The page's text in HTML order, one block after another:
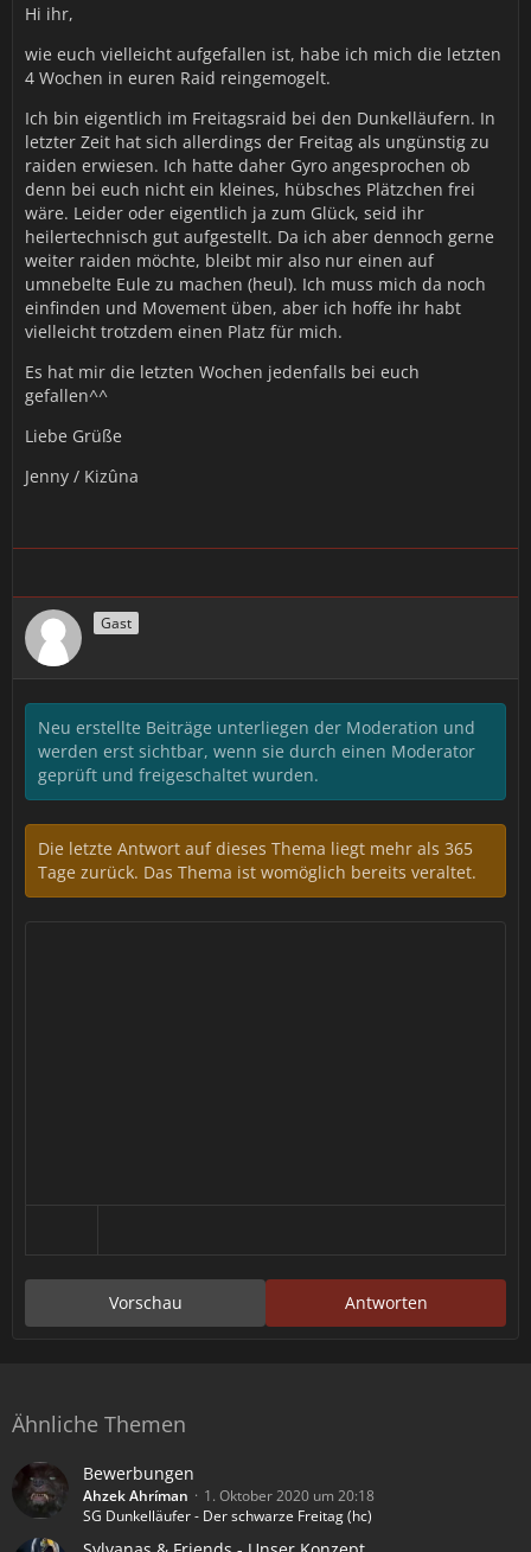
Hi ihr,
wie euch vielleicht aufgefallen ist, habe ich mich die letzten
4 Wochen in euren Raid reingemogelt.
Ich bin eigentlich im Freitagsraid bei den Dunkelläufern. In
letzter Zeit hat sich allerdings der Freitag als ungünstig zu
raiden erwiesen. Ich hatte daher Gyro angesprochen ob
denn bei euch nicht ein kleines, hübsches Plätzchen frei
wäre. Leider oder eigentlich ja zum Glück, seid ihr
heilertechnisch gut aufgestellt. Da ich aber dennoch gerne
weiter raiden möchte, bleibt mir also nur einen auf
umnebelte Eule zu machen (heul). Ich muss mich da noch
einfinden und Movement üben, aber ich hoffe ihr habt
vielleicht trotzdem einen Platz für mich.
Es hat mir die letzten Wochen jedenfalls bei euch
gefallen^^
Liebe Grüße
Jenny / Kizûna
Gast
Neu erstellte Beiträge unterliegen der Moderation und
werden erst sichtbar, wenn sie durch einen Moderator
geprüft und freigeschaltet wurden.
Die letzte Antwort auf dieses Thema liegt mehr als 365
Tage zurück. Das Thema ist womöglich bereits veraltet.
Antworten
Vorschau
Ähnliche Themen
Bewerbungen
Ahzek Ahríman
1. Oktober 2020 um 20:18
SG Dunkelläufer - Der schwarze Freitag (hc)